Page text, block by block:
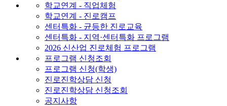
학교연계 - 직업체험
학교연계 - 진로캠프
센터특화 - 균등한 진로교육
센터특화 - 지역·센터특화 프로그램
2026 신산업 진로체험 프로그램
프로그램 신청조회
프로그램 신청(학생)
진로진학상담 신청
진로진학상담 신청조회
공지사항